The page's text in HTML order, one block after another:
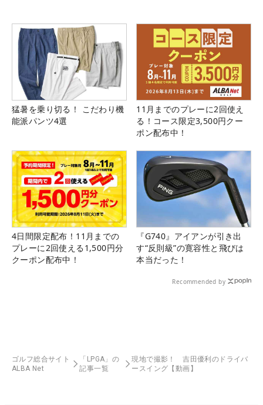
猛暑を乗り切る！ こだわり機
能派パンツ4選
11月までのプレーに2回使え
る！コース限定3,500円クー
ポン配布中！
4日間限定配布！11月までの
プレーに2回使える1,500円分
クーポン配布中！
『G740』アイアンが引き出
す“反則級”の寛容性と飛びは
本当だった！
Recommended by
ゴルフ総合サイト
ALBA Net
「LPGA」の
記事一覧
現地で撮影！ 吉田優利のドライバ
ースイング【動画】